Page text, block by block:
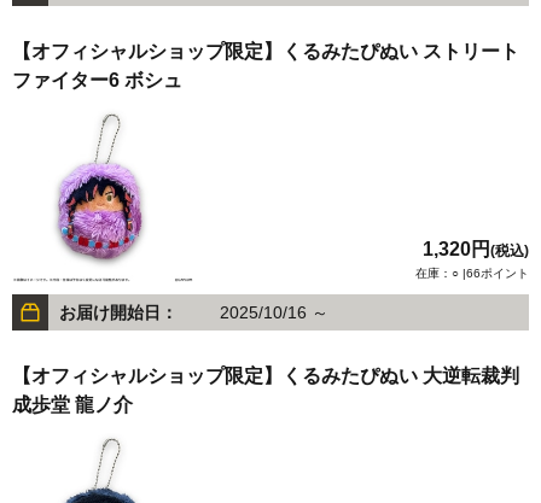
【オフィシャルショップ限定】くるみたぴぬい ストリート
ファイター6 ボシュ
1,320円 (税込)
在庫：○ |66ポイント
お届け開始日： 2025/10/16 ～
【オフィシャルショップ限定】くるみたぴぬい 大逆転裁判
成歩堂 龍ノ介